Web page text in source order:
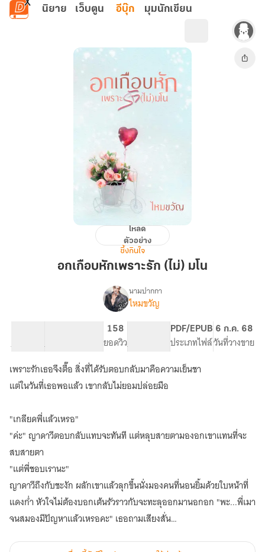
ข้ามไปยังเนื้อหาหลัก
นิยาย เว็บตูน อีบุ๊ก มุมนักเขียน
หัก
โหลด
ตัวอย่าง
ซึ้งกินใจ
อกเกือบหักเพราะรัก (ไม่) มโน
เรื่อง
รัก
(ไม่)
มโน
แล้ว
นามปากกา
ไหมขวัญ
จำนวนคำ จำนวนหน้า (A5)
158
ยอดวิวระดับเนื้อหา
PDF/EPUB
ประเภทไฟล์
6 ก.ค. 68
วันที่วางขาย
เพราะรักเธอจึงตื๊อ สิ่งที่ได้รับตอบกลับมาคือความเย็นชา
แต่ในวันที่เธอพอแล้ว เขากลับไม่ยอมปล่อยมือ
"เกลียดพี่แล้วเหรอ"
"ค่ะ" ญาดาวีตอบกลับแทบจะทันที แต่หลุบสายตามองอกเขาแทนที่จะ
สบสายตา
"แต่พี่ชอบเรานะ"
ญาดาวีถึงกับชะงัก ผลักเขาแล้วลุกขึ้นนั่งมองคนที่นอนยิ้มด้วยใบหน้าที่
แดงก่ำ หัวใจไม่ต้องบอกเต้นรัวราวกับจะทะลุออกมานอกอก "พะ...พี่เมา
จนสมองมีปัญหาแล้วเหรอคะ" เธอถามเสียงสั่น